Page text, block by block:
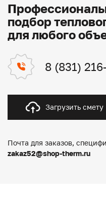
подбор
для любого
8 (831)
Загрузить смету
Почта для заказов,
zakaz52@shop-therm.ru